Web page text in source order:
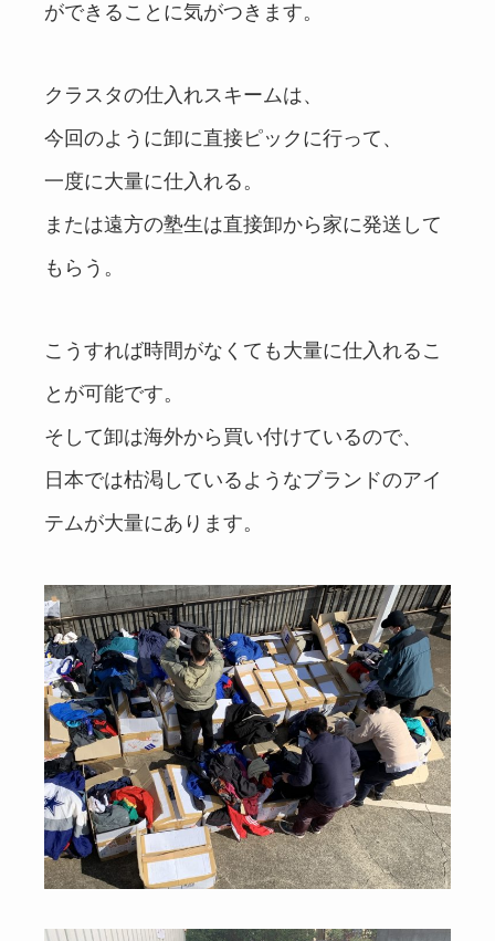
ができることに気がつきます。
クラスタの仕入れスキームは、
今回のように卸に直接ピックに行って、
一度に大量に仕入れる。
または遠方の塾生は直接卸から家に発送して
もらう。
こうすれば時間がなくても大量に仕入れるこ
とが可能です。
そして卸は海外から買い付けているので、
日本では枯渇しているようなブランドのアイ
テムが大量にあります。